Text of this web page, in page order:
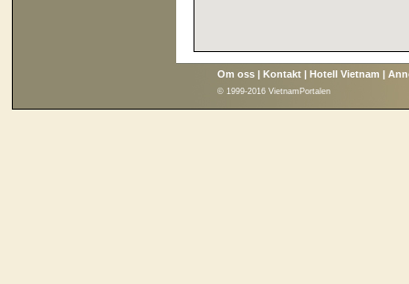
Om oss | Kontakt | Hotell Vietnam |
© 1999-2016 VietnamPortalen